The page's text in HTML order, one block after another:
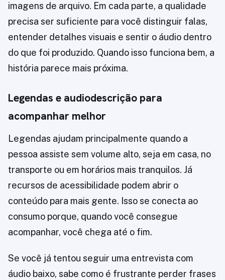
imagens de arquivo. Em cada parte, a qualidade
precisa ser suficiente para você distinguir falas,
entender detalhes visuais e sentir o áudio dentro
do que foi produzido. Quando isso funciona bem, a
história parece mais próxima.
Legendas e audiodescrição para
acompanhar melhor
Legendas ajudam principalmente quando a
pessoa assiste sem volume alto, seja em casa, no
transporte ou em horários mais tranquilos. Já
recursos de acessibilidade podem abrir o
conteúdo para mais gente. Isso se conecta ao
consumo porque, quando você consegue
acompanhar, você chega até o fim.
Se você já tentou seguir uma entrevista com
áudio baixo, sabe como é frustrante perder frases